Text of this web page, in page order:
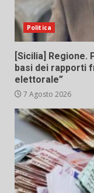
Politica
[Sicilia] Regione.
basi dei rapporti
elettorale”
7 Agosto 2026